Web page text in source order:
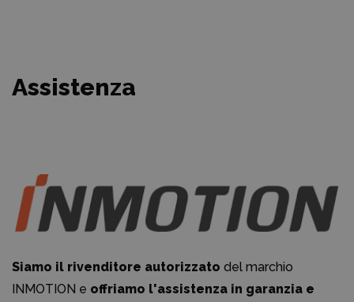
Assistenza
Siamo il rivenditore autorizzato del marchio
INMOTION e offriamo l'assistenza in garanzia e